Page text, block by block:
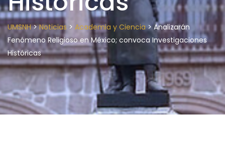
UMSNH>Noticias > Academia y Ciencia>Analizarán
Fenómeno Religioso en México; convoca Investigaciones
Históricas